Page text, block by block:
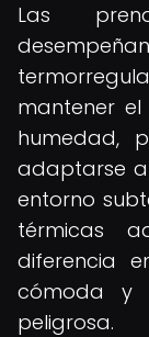
Las
mantener
humedad,
adaptarse a
entorno
térmicas
diferencia
cómoda y
peligrosa.